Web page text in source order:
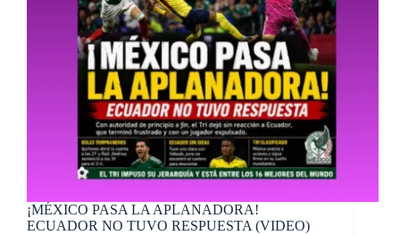
¡MÉXICO PASA LA APLANADORA!
ECUADOR NO TUVO RESPUESTA (VIDEO)